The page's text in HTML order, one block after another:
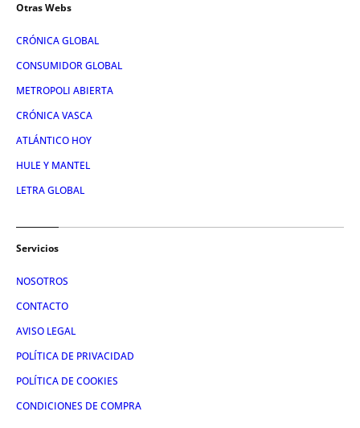
Otras Webs
CRÓNICA GLOBAL
CONSUMIDOR GLOBAL
METROPOLI ABIERTA
CRÓNICA VASCA
ATLÁNTICO HOY
HULE Y MANTEL
LETRA GLOBAL
Servicios
NOSOTROS
CONTACTO
AVISO LEGAL
POLÍTICA DE PRIVACIDAD
POLÍTICA DE COOKIES
CONDICIONES DE COMPRA